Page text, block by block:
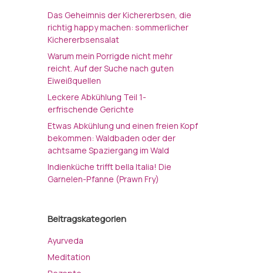
Das Geheimnis der Kichererbsen, die
richtig happy machen: sommerlicher
Kichererbsensalat
Warum mein Porrigde nicht mehr
reicht. Auf der Suche nach guten
Eiweißquellen
Leckere Abkühlung Teil 1-
erfrischende Gerichte
Etwas Abkühlung und einen freien Kopf
bekommen: Waldbaden oder der
achtsame Spaziergang im Wald
Indienküche trifft bella Italia! Die
Garnelen-Pfanne (Prawn Fry)
Beitragskategorien
Ayurveda
Meditation